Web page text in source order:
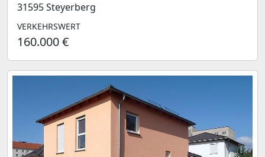
31595 Steyerberg
VERKEHRSWERT
160.000 €